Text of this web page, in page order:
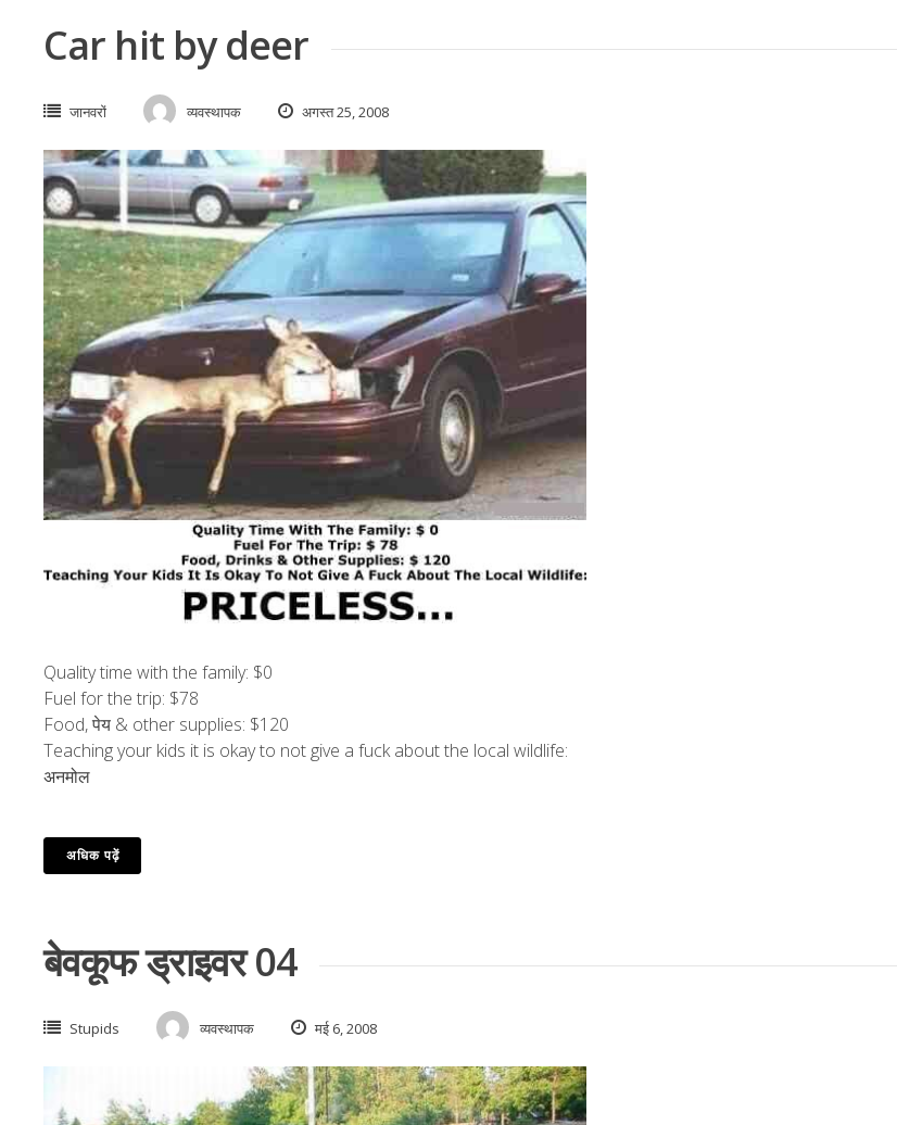
Car hit by deer
जानवरों व्यवस्थापक अगस्त 25, 2008
Quality time with the family: $0
Fuel for the trip: $78
Food, पेय & other supplies: $120
Teaching your kids it is okay to not give a fuck about the local wildlife:
अनमोल
अधिक पढ़ें
बेवकूफ ड्राइवर 04
Stupids व्यवस्थापक मई 6, 2008